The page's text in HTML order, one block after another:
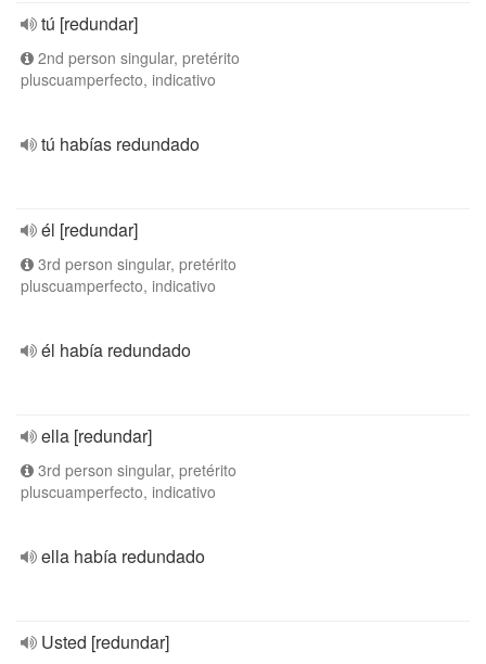
tú [redundar]
2nd person singular, pretérito
pluscuamperfecto, indicativo
tú habías redundado
él [redundar]
3rd person singular, pretérito
pluscuamperfecto, indicativo
él había redundado
ella [redundar]
3rd person singular, pretérito
pluscuamperfecto, indicativo
ella había redundado
Usted [redundar]